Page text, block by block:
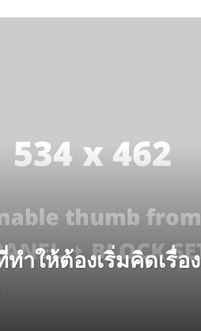
ให้ต้องเริ่มคิดเรื่อง